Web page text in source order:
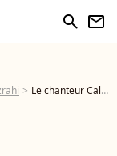
search newsletter
Le chanteur Cali avait lui aussi fait le déplacement Cali, Raphaël Mezrahi lors de la 10ème nuit de la déprime aux Folies Bergère à Paris le 5 février 2024. © Jack Tribeca / Bestimage - Photo